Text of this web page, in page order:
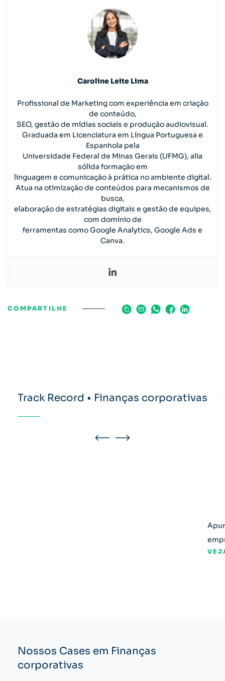
Caroline Leite Lima
Profissional de Marketing com experiência em criação
de conteúdo,
SEO, gestão de mídias sociais e produção audiovisual.
Graduada em Licenciatura em Língua Portuguesa e
Espanhola pela
Universidade Federal de Minas Gerais (UFMG), alia
sólida formação em
linguagem e comunicação à prática no ambiente digital.
Atua na otimização de conteúdos para mecanismos de
busca,
elaboração de estratégias digitais e gestão de equipes,
com domínio de
ferramentas como Google Analytics, Google Ads e
Canva.
COMPARTILHE
Track Record • Finanças corporativas
Nossos Cases em Finanças
corporativas